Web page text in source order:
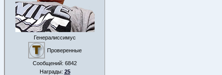
Генералиссимус
Проверенные
Сообщений: 6842
Награды: 25